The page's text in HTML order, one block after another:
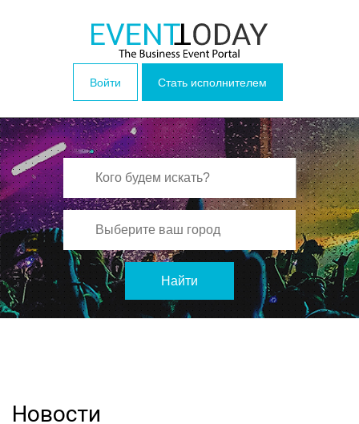
Войти Стать исполнителем
Найти
Новости